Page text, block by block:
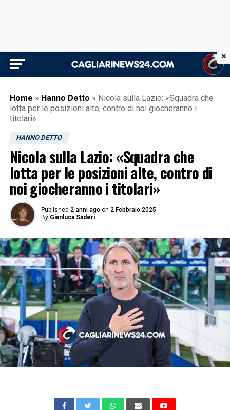
Home » Hanno Detto » Nicola sulla Lazio: «Squadra che
lotta per le posizioni alte, contro di noi giocheranno i
titolari»
HANNO DETTO
Nicola sulla Lazio: «Squadra che
lotta per le posizioni alte, contro di
noi giocheranno i titolari»
Published 2 anni ago on 2 Febbraio 2025
By Gianluca Saderi
×